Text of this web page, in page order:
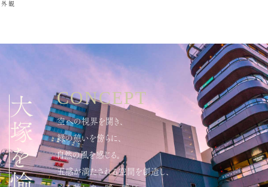
外観
CONCEPT
空への視界を開き、
緑の憩いを傍らに、
自然の風を感じる。
五感が満たされる空間を創造し、